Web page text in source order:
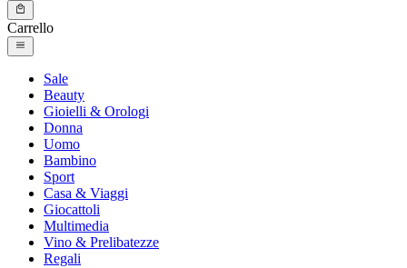
Carrello
Sale
Beauty
Gioielli & Orologi
Donna
Uomo
Bambino
Sport
Casa & Viaggi
Giocattoli
Multimedia
Vino & Prelibatezze
Regali